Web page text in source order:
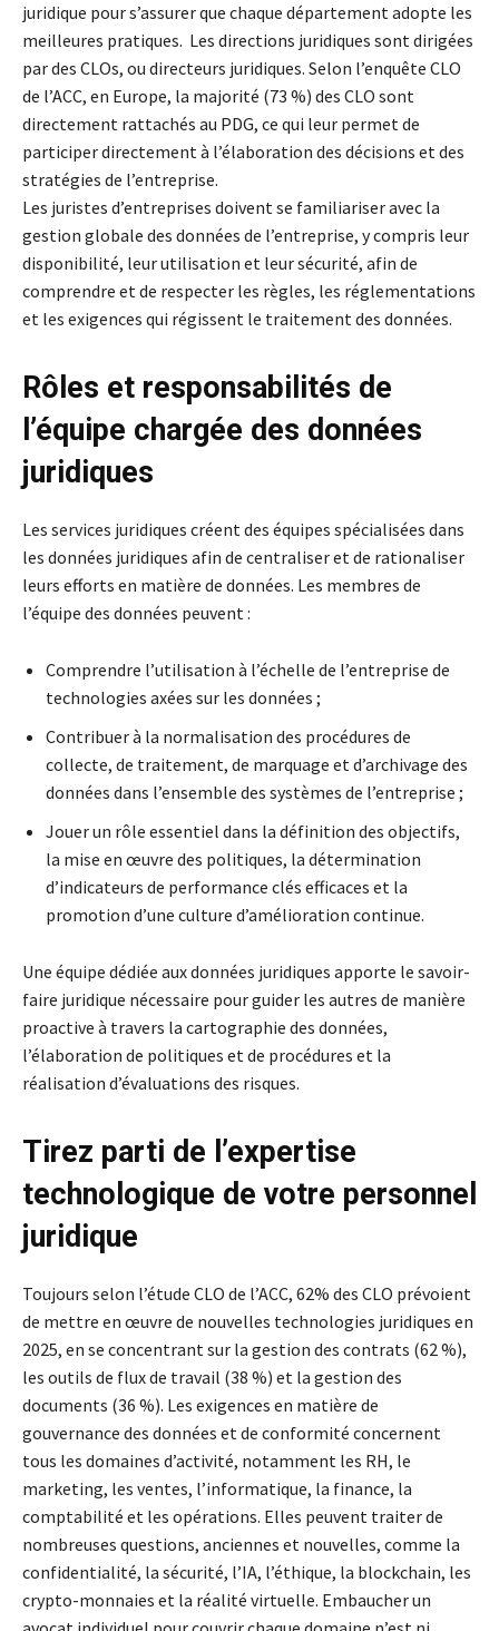
juridique pour s’assurer que chaque département adopte les
meilleures pratiques. Les directions juridiques sont dirigées
par des CLOs, ou directeurs juridiques. Selon l’enquête CLO
de l’ACC, en Europe, la majorité (73 %) des CLO sont
directement rattachés au PDG, ce qui leur permet de
participer directement à l’élaboration des décisions et des
stratégies de l’entreprise.
Les juristes d’entreprises doivent se familiariser avec la
gestion globale des données de l’entreprise, y compris leur
disponibilité, leur utilisation et leur sécurité, afin de
comprendre et de respecter les règles, les réglementations
et les exigences qui régissent le traitement des données.
Rôles et responsabilités de
l’équipe chargée des données
juridiques
Les services juridiques créent des équipes spécialisées dans
les données juridiques afin de centraliser et de rationaliser
leurs efforts en matière de données. Les membres de
l’équipe des données peuvent :
Comprendre l’utilisation à l’échelle de l’entreprise de
technologies axées sur les données ;
Contribuer à la normalisation des procédures de
collecte, de traitement, de marquage et d’archivage des
données dans l’ensemble des systèmes de l’entreprise ;
Jouer un rôle essentiel dans la définition des objectifs,
la mise en œuvre des politiques, la détermination
d’indicateurs de performance clés efficaces et la
promotion d’une culture d’amélioration continue.
Une équipe dédiée aux données juridiques apporte le savoir-
faire juridique nécessaire pour guider les autres de manière
proactive à travers la cartographie des données,
l’élaboration de politiques et de procédures et la
réalisation d’évaluations des risques.
Tirez parti de l’expertise
technologique de votre personnel
juridique
Toujours selon l’étude CLO de l’ACC, 62% des CLO prévoient
de mettre en œuvre de nouvelles technologies juridiques en
2025, en se concentrant sur la gestion des contrats (62 %),
les outils de flux de travail (38 %) et la gestion des
documents (36 %). Les exigences en matière de
gouvernance des données et de conformité concernent
tous les domaines d’activité, notamment les RH, le
marketing, les ventes, l’informatique, la finance, la
comptabilité et les opérations. Elles peuvent traiter de
nombreuses questions, anciennes et nouvelles, comme la
confidentialité, la sécurité, l’IA, l’éthique, la blockchain, les
crypto-monnaies et la réalité virtuelle. Embaucher un